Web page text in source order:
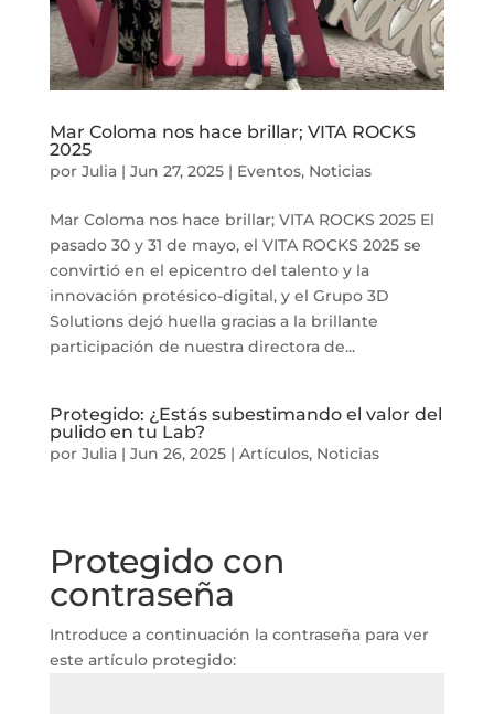
Mar Coloma nos hace brillar; VITA ROCKS
2025
por Julia| Jun 27, 2025| Eventos, Noticias
Mar Coloma nos hace brillar; VITA ROCKS 2025 El
pasado 30 y 31 de mayo, el VITA ROCKS 2025 se
convirtió en el epicentro del talento y la
innovación protésico-digital, y el Grupo 3D
Solutions dejó huella gracias a la brillante
participación de nuestra directora de...
Protegido: ¿Estás subestimando el valor del
pulido en tu Lab?
por Julia| Jun 26, 2025| Artículos, Noticias
Protegido con
contraseña
Introduce a continuación la contraseña para ver
este artículo protegido: